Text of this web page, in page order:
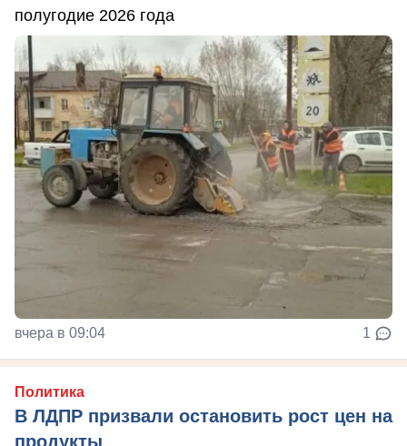
полугодие 2026 года
вчера в 09:04 1
Политика
В ЛДПР призвали остановить рост цен на
продукты